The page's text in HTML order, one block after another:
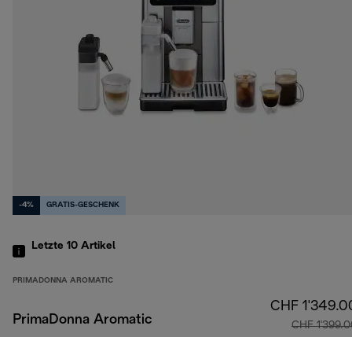
-4% GRATIS-GESCHENK
Letzte 10 Artikel
PRIMADONNA AROMATIC
PrimaDonna Aromatic
CHF
CHF